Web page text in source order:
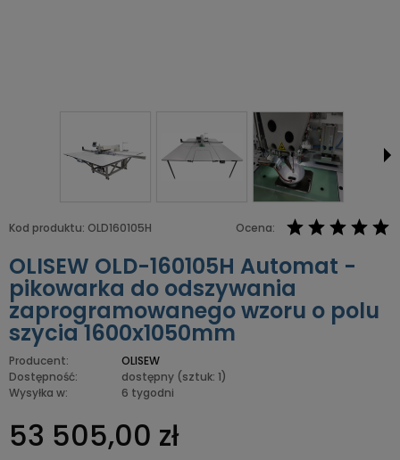
Ocena:
Kod produktu: OLD160105H
OLISEW OLD-160105H Automat -
pikowarka do odszywania
zaprogramowanego wzoru o polu
szycia 1600x1050mm
Producent:
OLISEW
Dostępność:
dostępny (sztuk: 1)
Wysyłka w:
6 tygodni
53 505,00 zł